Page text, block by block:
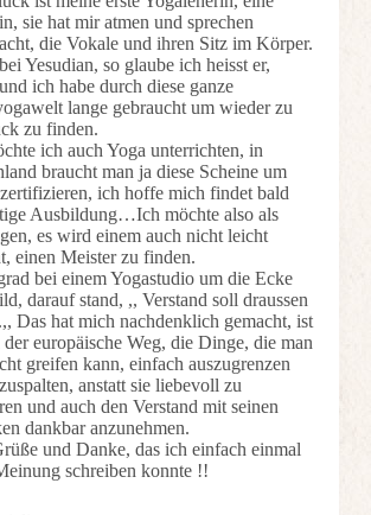
sie hat mir atmen und sprechen
die Vokale und ihren Sitz im Körper.
Yesudian, so glaube ich heisst er,
ich habe durch diese ganze
lange gebraucht um wieder zu
zu finden.
ich auch Yoga unterrichten, in
braucht man ja diese Scheine um
ich hoffe mich findet bald
Ausbildung…Ich möchte also als
es wird einem auch nicht leicht
einen Meister zu finden.
bei einem Yogastudio um die Ecke
darauf stand, ,, Verstand soll draussen
Das hat mich nachdenklich gemacht, ist
der europäische Weg, die Dinge, die man
greifen kann, einfach auszugrenzen
anstatt sie liebevoll zu
und auch den Verstand mit seinen
dankbar anzunehmen.
und Danke, das ich einfach einmal
schreiben konnte !!